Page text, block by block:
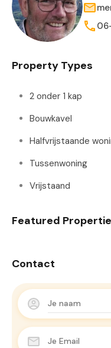
Property Types
2 onder 1 kap
Bouwkavel
Halfvrijstaande
Tussenwoning
Vrijstaand
Featured
Contact